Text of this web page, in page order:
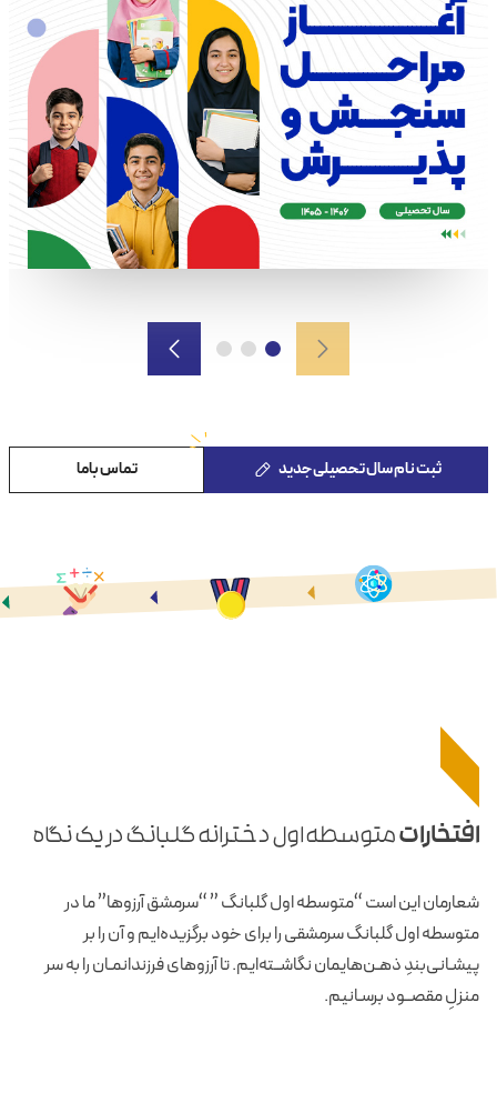
ثبت نام سال تحصیلی جدید تماس باما
افتخاراتمتوسطه اول دخترانه گلبانگ در یک نگاه
شعارمان این است “متوسطه اول گلبانگ ” “سرمشق آرزوها” ما در
متوسطه اول گلبانگ سرمشقی را برای خود برگزیده‌ایم و آن را بر
پیشـانی‌بندِ ذهـن‌هایمان نگاشــته‌ایم. تا آرزوهای فرزندانمـان را به سر
منزلِ مقصــود برسـانیم.